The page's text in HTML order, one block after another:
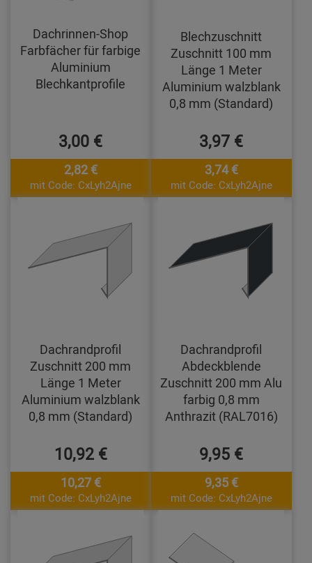
Dachrinnen-Shop
Farbfächer für farbige
Aluminium
Blechkantprofile
3,00 €
2,82 €
mit Code: CxLyh2Ajne
Blechzuschnitt
Zuschnitt 100 mm
Länge 1 Meter
Aluminium walzblank
0,8 mm (Standard)
3,97 €
3,74 €
mit Code: CxLyh2Ajne
Dachrandprofil
Zuschnitt 200 mm
Länge 1 Meter
Aluminium walzblank
0,8 mm (Standard)
10,92 €
10,27 €
mit Code: CxLyh2Ajne
Dachrandprofil
Abdeckblende
Zuschnitt 200 mm Alu
farbig 0,8 mm
Anthrazit (RAL7016)
9,95 €
9,35 €
mit Code: CxLyh2Ajne